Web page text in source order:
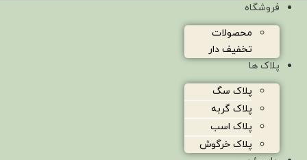
فروشگاه
محصولات
تخفیف دار
پلاک ها
پلاک سگ
پلاک گربه
پلاک اسب
پلاک خرگوش